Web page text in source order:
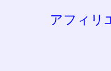
アフィリ